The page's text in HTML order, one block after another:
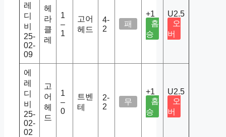
레
디
비
25-
02-
09
헤
라
클
레
1
–
1
고어
헤드
4-
2
패
+1
홈
승
U2.5
오
버
에
레
디
비
25-
02-
02
고
어
헤
드
1
–
0
트벤
테
2-
2
무
+1
홈
승
U2.5
오
버